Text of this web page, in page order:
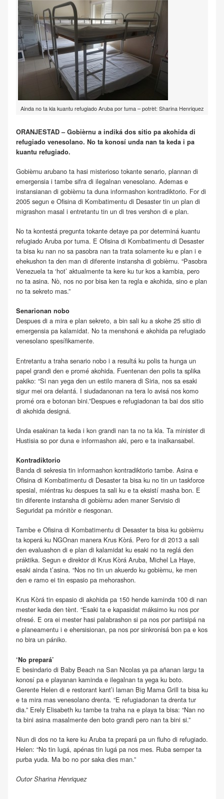
Ainda no ta kla kuantu refugiado Aruba por tuma – potrèt: Sharina Henriquez
ORANJESTAD – Gobièrnu a indiká dos sitio pa akohida di
refugiado venesolano. No ta konosí unda nan ta keda i pa
kuantu refugiado.
Gobièrnu arubano ta hasi misterioso tokante senario, plannan di
emergensia i tambe sifra di ilegalnan venesolano. Ademas e
instansianan di gobièrnu ta duna informashon kontradiktorio. For di
2005 segun e Ofisina di Kombatimentu di Desaster tin un plan di
migrashon masal i entretantu tin un di tres vershon di e plan.
No ta kontestá pregunta tokante detaye pa por determiná kuantu
refugiado Aruba por tuma. E Ofisina di Kombatimentu di Desaster
ta bisa ku nan no sa pasobra nan ta trata solamente ku e plan i e
ehekushon ta den man di diferente instansha di gobièrnu. “Pasobra
Venezuela ta ‘hot’ aktualmente ta kere ku tur kos a kambia, pero
no ta asina. Nò, nos no por bisa ken ta regla e akohida, sino e plan
no ta sekreto mas.”
Senarionan nobo
Despues di a mira e plan sekreto, a bin sali ku a skohe 25 sitio di
emergensia pa kalamidat. No ta menshoná e akohida pa refugiado
venesolano spesífikamente.
Entretantu a traha senario nobo i a resultá ku polis ta hunga un
papel grandi den e promé akohida. Fuentenan den polis ta splika
pakiko: “Si nan yega den un estilo manera di Siria, nos sa esaki
sigur mei ora delantá. I siudadanonan na tera lo avisá nos komo
promé ora e botonan bini.”Despues e refugiadonan ta bai dos sitio
di akohida designá.
Unda esakinan ta keda i kon grandi nan ta no ta kla. Ta minister di
Hustisia so por duna e informashon aki, pero e ta inalkansabel.
Kontradiktorio
Banda di sekresia tin informashon kontradiktorio tambe. Asina e
Ofisina di Kombatimentu di Desaster ta bisa ku no tin un taskforce
spesial, miéntras ku despues ta sali ku e ta eksistí masha bon. E
tin diferente instansha di gobièrnu aden maner Servisio di
Seguridat pa mónitòr e riesgonan.
Tambe e Ofisina di Kombatimentu di Desaster ta bisa ku gobièrnu
ta koperá ku NGOnan manera Krus Kòrá. Pero for di 2013 a sali
den evaluashon di e plan di kalamidat ku esaki no ta reglá den
práktika. Segun e direktor di Krus Kòrá Aruba, Michel La Haye,
esaki ainda t’asina. “Nos no tin un akuerdo ku gobièrnu, ke men
den e ramo ei tin espasio pa mehorashon.
Krus Kòrá tin espasio di akohida pa 150 hende kaminda 100 di nan
mester keda den tènt. “Esaki ta e kapasidat máksimo ku nos por
ofresé. E ora ei mester hasi palabrashon si pa nos por partisipá na
e planeamentu i e ehersisionan, pa nos por sinkronisá bon pa e kos
no bira un pániko.
‘No prepará’
E besindario di Baby Beach na San Nicolas ya pa añanan largu ta
konosí pa e playanan kaminda e ilegalnan ta yega ku boto.
Gerente Helen di e restorant kant’i laman Big Mama Grill ta bisa ku
e ta mira mas venesolano drenta. “E refugiadonan ta drenta tur
dia.” Erely Elisabeth ku tambe ta traha na e playa ta bisa: “Nan no
ta bini asina masalmente den boto grandi pero nan ta bini si.”
Niun di dos no ta kere ku Aruba ta prepará pa un fluho di refugiado.
Helen: “No tin lugá, apénas tin lugá pa nos mes. Ruba semper ta
purba yuda. Ma bo no por saka dies man.”
Outor Sharina Henriquez